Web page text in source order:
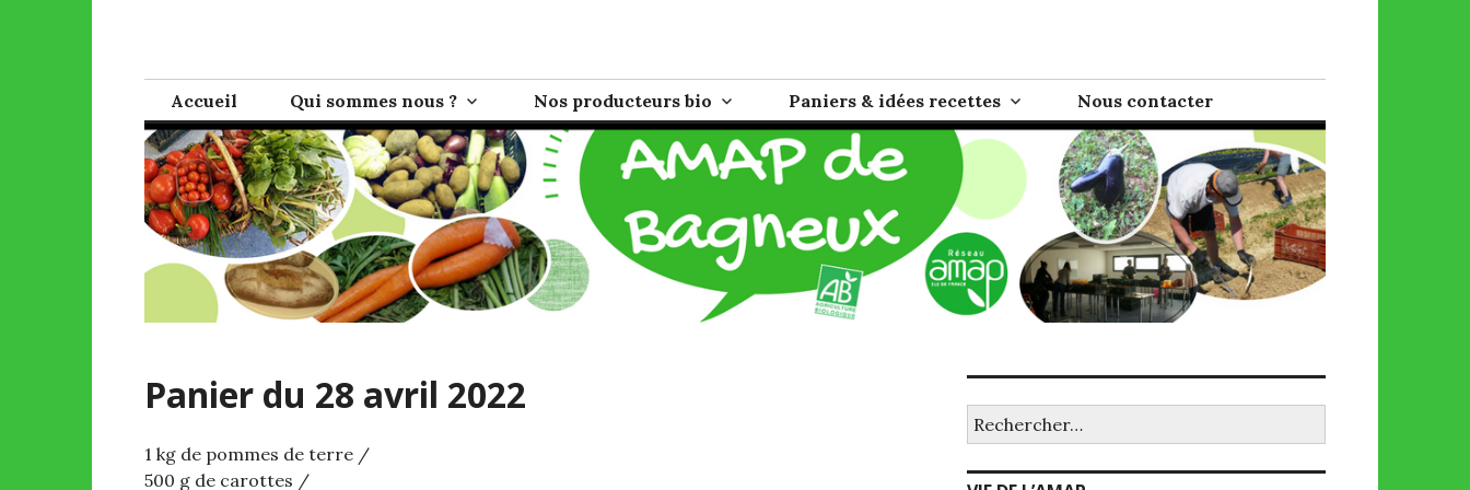
AMAP de Bagneux
Accueil Qui sommes nous ? Nos producteurs bio Paniers & idées recettes Nous contacter
Panier du 28 avril 2022
1 kg de pommes de terre /
500 g de carottes /